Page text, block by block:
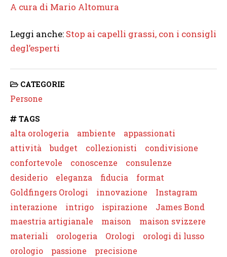
A cura di Mario Altomura
Leggi anche: Stop ai capelli grassi, con i consigli
degl’esperti
CATEGORIE
Persone
TAGS
alta orologeria ambiente
appassionati
attività
budget collezionisti
condivisione
confortevole
conoscenze
consulenze
desiderio
eleganza fiducia
format
Goldfingers Orologi
innovazione
Instagram
interazione
intrigo ispirazione
James Bond
maestria artigianale
maison
maison svizzere
materiali
orologeria Orologi
orologi di lusso
orologio
passione
precisione